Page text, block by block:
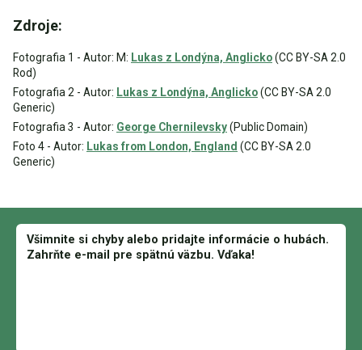
Zdroje:
Fotografia 1 - Autor: M: Lukas z Londýna, Anglicko(CC BY-SA 2.0
Rod)
Fotografia 2 - Autor: Lukas z Londýna, Anglicko(CC BY-SA 2.0
Generic)
Fotografia 3 - Autor: George Chernilevsky(Public Domain)
Foto 4 - Autor: Lukas from London, England (CC BY-SA 2.0
Generic)